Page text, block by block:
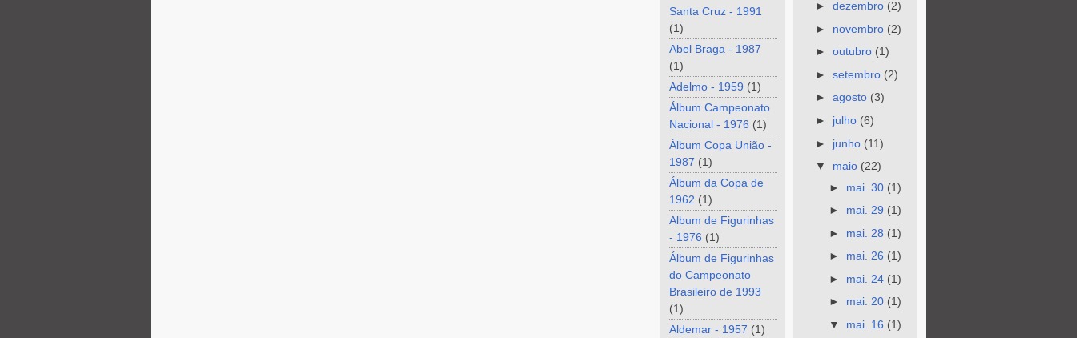
Santa Cruz - 1991
(1)
Abel Braga - 1987
(1)
Adelmo - 1959 (1)
Álbum Campeonato
Nacional - 1976 (1)
Álbum Copa União -
1987 (1)
Álbum da Copa de
1962 (1)
Album de Figurinhas
- 1976 (1)
Álbum de Figurinhas
do Campeonato
Brasileiro de 1993
(1)
Aldemar - 1957 (1)
► dezembro (2)
► novembro (2)
► outubro (1)
► setembro (2)
► agosto (3)
► julho (6)
► junho (11)
▼ maio (22)
► mai. 30 (1)
► mai. 29 (1)
► mai. 28 (1)
► mai. 26 (1)
► mai. 24 (1)
► mai. 20 (1)
▼ mai. 16 (1)